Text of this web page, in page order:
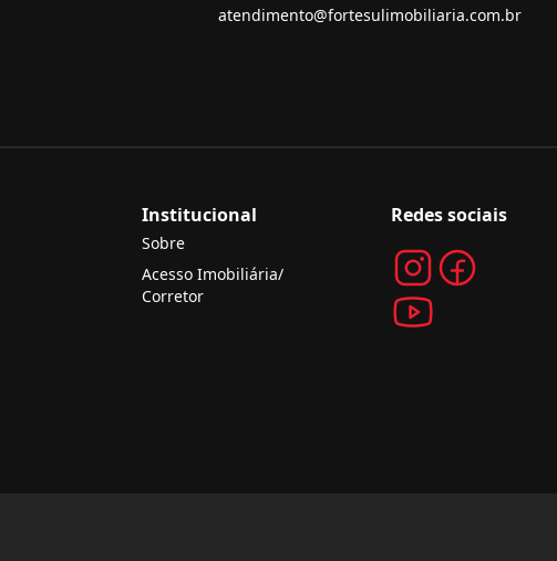
atendimento@fortesulimobiliaria.com.br
Institucional
Sobre
Acesso Imobiliária/
Corretor
Redes sociais